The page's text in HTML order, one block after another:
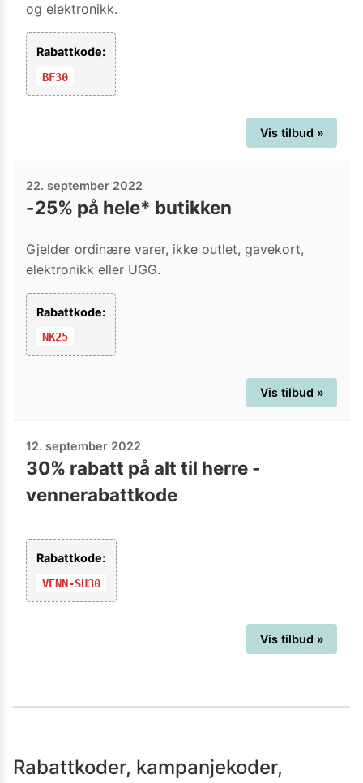
og elektronikk.
Rabattkode:
BF30
Vis tilbud »
22. september 2022
-25% på hele* butikken
Gjelder ordinære varer, ikke outlet, gavekort,
elektronikk eller UGG.
Rabattkode:
NK25
Vis tilbud »
12. september 2022
30% rabatt på alt til herre -
vennerabattkode
Rabattkode:
VENN-SH30
Vis tilbud »
Rabattkoder, kampanjekoder,